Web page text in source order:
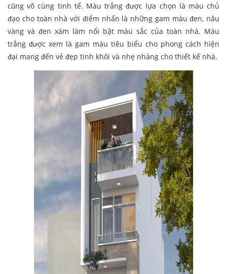
cũng vô cùng tinh tế. Màu trắng được lựa chọn là màu chủ
đạo cho toàn nhà với điểm nhấn là những gam màu đen, nâu
vàng và đen xám làm nổi bật màu sắc của toàn nhà. Màu
trắng được xem là gam màu tiêu biểu cho phong cách hiện
đại mang đến vẻ đẹp tinh khôi và nhẹ nhàng cho thiết kế nhà.